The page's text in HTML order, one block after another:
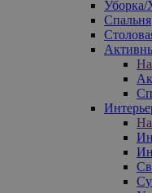
Уборка/
Спальня